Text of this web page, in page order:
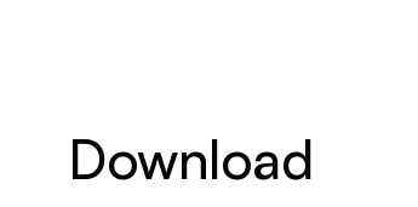
Download